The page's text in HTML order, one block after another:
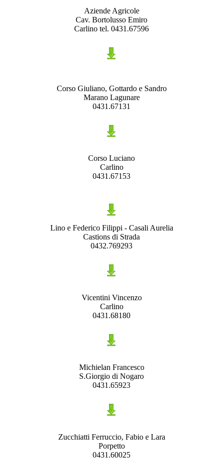
Aziende Agricole
Cav. Bortolusso Emiro
Carlino tel. 0431.67596
Corso Giuliano, Gottardo e Sandro
Marano Lagunare
0431.67131
Corso Luciano
Carlino
0431.67153
Lino e Federico Filippi - Casali Aurelia
Castions di Strada
0432.769293
Vicentini Vincenzo
Carlino
0431.68180
Michielan Francesco
S.Giorgio di Nogaro
0431.65923
Zucchiatti Ferruccio, Fabio e Lara
Porpetto
0431.60025